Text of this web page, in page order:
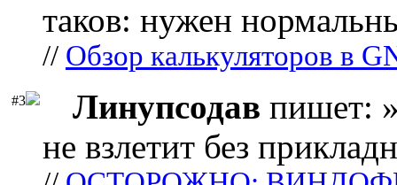
таков: нужен
// Обзор калькуляторов в
#3 Линупсодав пишет:
не взлетит без